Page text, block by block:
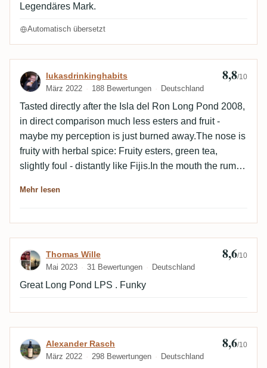
Legendäres Mark.
Automatisch übersetzt
Bewertung von lukasdrinkinghabits
lukasdrinkinghabits
März 2022 188 Bewertungen Deutschland
8,8/10
Tasted directly after the Isla del Ron Long Pond 2008,
in direct comparison much less esters and fruit -
maybe my perception is just burned away.The nose is
fruity with herbal spice: Fruity esters, green tea,
slightly foul - distantly like Fijis.In the mouth the rum
melon, then salty olive, young grain, slightly smoky
irritatingly barely noticeable after 20 years. The finish
brings little new, slight bitterness otherwise the herbal
side of the profile.This is great cinema.
Mehr lesen
Bewertung von Thomas Wille
Thomas Wille
Mai 2023 31 Bewertungen Deutschland
8,6/10
Great Long Pond LPS . Funky
Bewertung von Alexander Rasch
Alexander Rasch
März 2022 298 Bewertungen Deutschland
8,6/10